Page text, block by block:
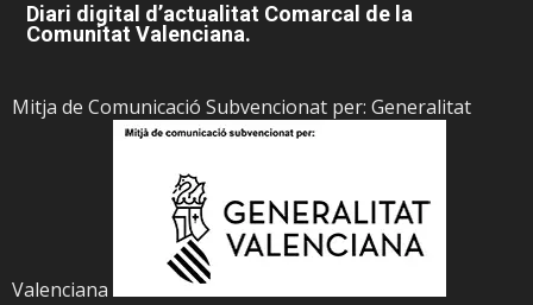
Diari digital d’actualitat Comarcal de la
Comunitat Valenciana.
Mitja de Comunicació Subvencionat per: Generalitat
Valenciana